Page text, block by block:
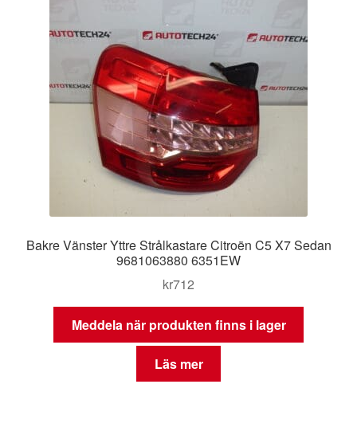
Bakre Vänster Yttre Strålkastare Citroën C5 X7 Sedan
9681063880 6351EW
kr712
Meddela när produkten finns i lager
Läs mer